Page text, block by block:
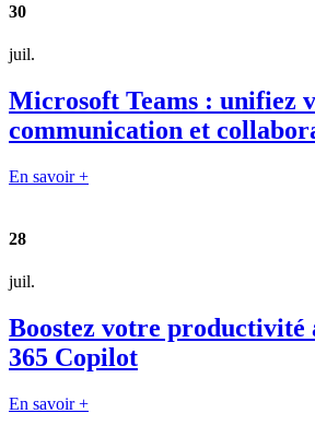
30
juil.
Microsoft Teams : unifiez
communication et
En savoir +
28
juil.
Boostez votre productivité
365 Copilot
En savoir +